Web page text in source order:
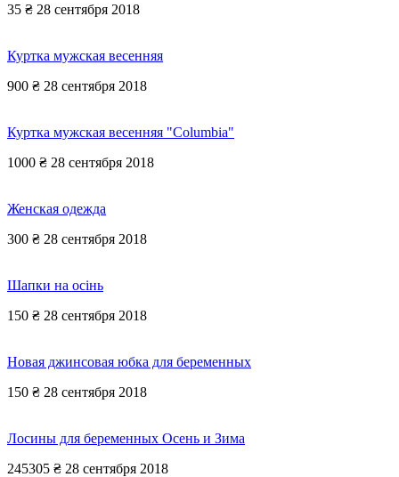
35 ₴ 28 сентября 2018
Куртка мужская весенняя
900 ₴ 28 сентября 2018
Куртка мужская весенняя "Columbia"
1000 ₴ 28 сентября 2018
Женская одежда
300 ₴ 28 сентября 2018
Шапки на осінь
150 ₴ 28 сентября 2018
Новая джинсовая юбка для беременных
150 ₴ 28 сентября 2018
Лосины для беременных Осень и Зима
245305 ₴ 28 сентября 2018